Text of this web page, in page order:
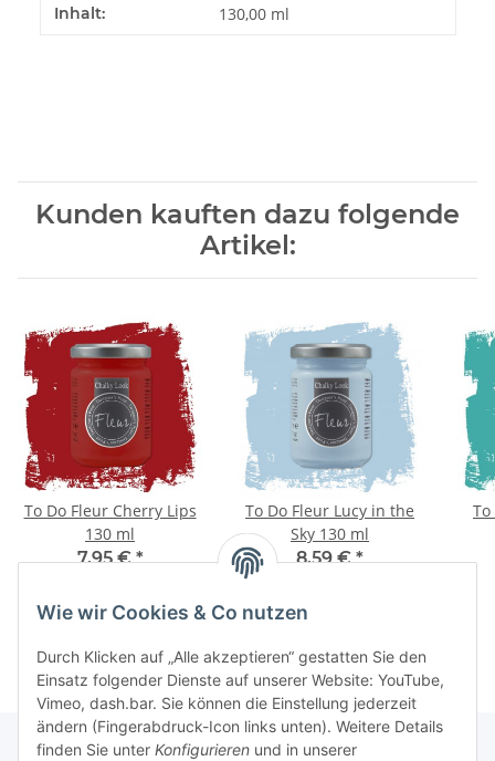
Wie wir Cookies & Co nutzen
Durch Klicken auf „Alle akzeptieren“ gestatten Sie den
Einsatz folgender Dienste auf unserer Website: YouTube,
Vimeo, dash.bar. Sie können die Einstellung jederzeit
ändern (Fingerabdruck-Icon links unten). Weitere Details
finden Sie unter Konfigurieren und in unserer
Produkteigenschaft
Wert
Inhalt: 130,00 ml
Kunden kauften dazu folgende
Artikel:
To Do Fleur Cherry Lips
130 ml
7,95 €*
To Do Fleur Lucy in the
Sky 130 ml
8,59 €*